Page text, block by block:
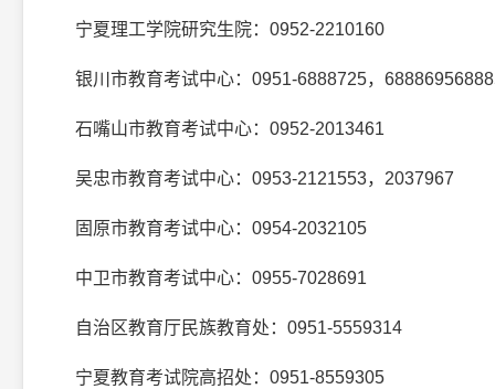
宁夏理工学院研究生院：0952-2210160
银川市教育考试中心：0951-6888725，
石嘴山市教育考试中心：0952-2013461
吴忠市教育考试中心：0953-2121553，2037967
固原市教育考试中心：0954-2032105
中卫市教育考试中心：0955-7028691
自治区教育厅民族教育处：0951-5559314
宁夏教育考试院高招处：0951-8559305